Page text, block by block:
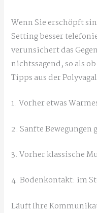
Wenn Sie erschöpft
Setting besser
verunsichert das
nichtssagend, so als
Tipps aus der
1. Vorher etwas
2. Sanfte Bewegungen
3. Vorher klassische
4. Bodenkontakt: im
Läuft Ihre